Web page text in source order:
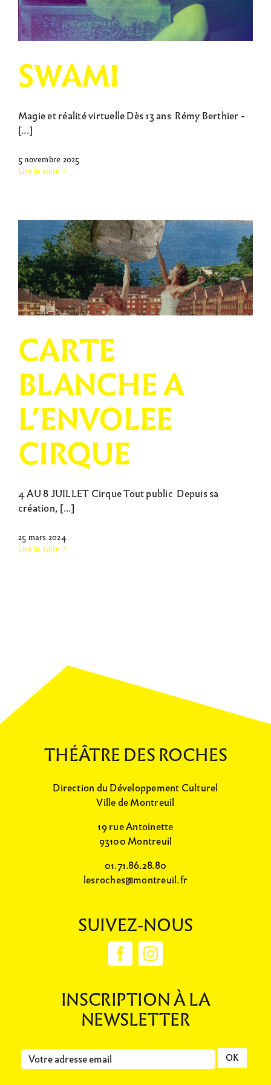
SWAMI
Magie et réalité virtuelle Dès 13 ans Rémy Berthier -
[...]
5 novembre 2025
Lire la suite
CARTE
BLANCHE A
L’ENVOLEE
CIRQUE
4 AU 8 JUILLET Cirque Tout public Depuis sa
création, [...]
25 mars 2024
Lire la suite
THÉÂTRE DES ROCHES
Direction du Développement Culturel
Ville de Montreuil
19 rue Antoinette
93100 Montreuil
01.71.86.28.80
lesroches@montreuil.fr
SUIVEZ-NOUS
INSCRIPTION À LA
NEWSLETTER